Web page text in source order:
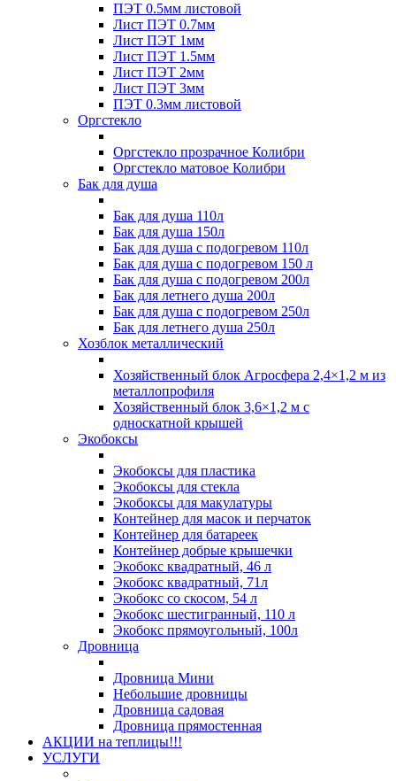
ПЭТ 0.5мм листовой
Лист ПЭТ 0.7мм
Лист ПЭТ 1мм
Лист ПЭТ 1.5мм
Лист ПЭТ 2мм
Лист ПЭТ 3мм
ПЭТ 0.3мм листовой
Оргстекло
Оргстекло прозрачное Колибри
Оргстекло матовое Колибри
Бак для душа
Бак для душа 110л
Бак для душа 150л
Бак для душа с подогревом 110л
Бак для душа с подогревом 150 л
Бак для душа с подогревом 200л
Бак для летнего душа 200л
Бак для душа с подогревом 250л
Бак для летнего душа 250л
Хозблок металлический
Хозяйственный блок Агросфера 2,4×1,2 м из
металлопрофиля
Хозяйственный блок 3,6×1,2 м с
односкатной крышей
Экобоксы
Экобоксы для пластика
Экобоксы для стекла
Экобоксы для макулатуры
Контейнер для масок и перчаток
Контейнер для батареек
Контейнер добрые крышечки
Экобокс квадратный, 46 л
Экобокс квадратный, 71л
Экобокс со скосом, 54 л
Экобокс шестигранный, 110 л
Экобокс прямоугольный, 100л
Дровница
Дровница Мини
Небольшие дровницы
Дровница садовая
Дровница прямостенная
АКЦИИ на теплицы!!!
УСЛУГИ